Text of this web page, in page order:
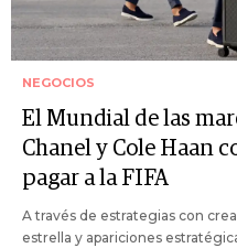
NEGOCIOS
El Mundial de las
Chanel y Cole Haan
pagar a la FIFA
A través de estrategias con
estrella y apariciones